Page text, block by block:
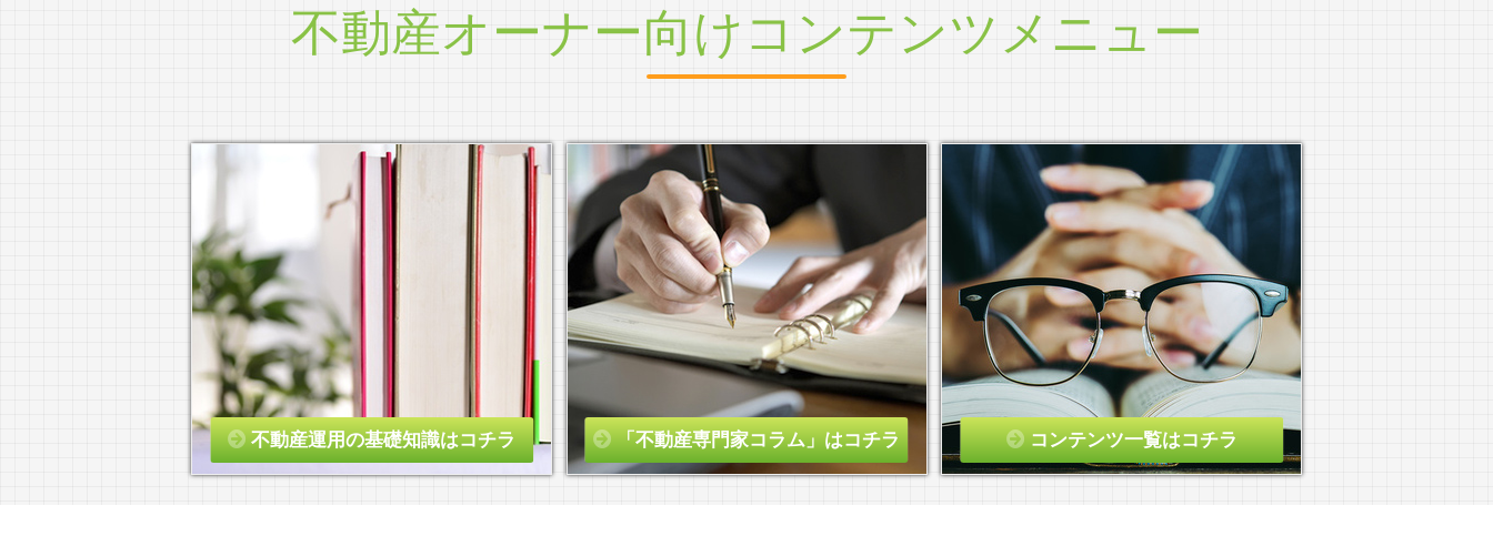
不動産オーナー向けコンテンツ メニュー
不動産運用の基礎知識はコチラ 「不動産専門家コラム」はコチラ コンテンツ一覧はコチラ